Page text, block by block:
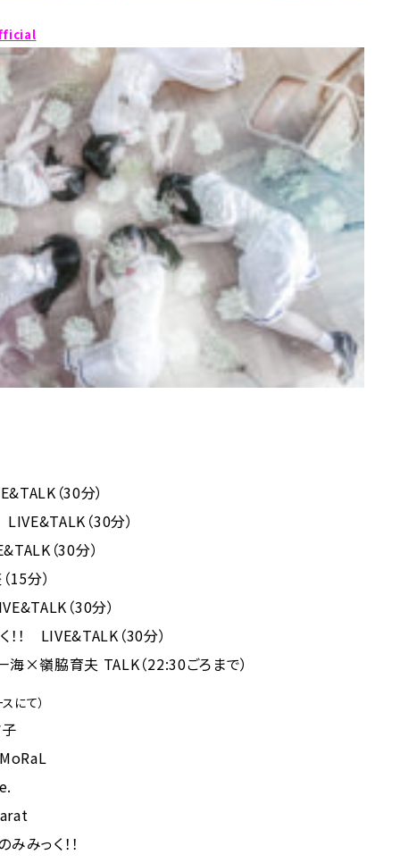
（30分）
（30分）
（30分）
分）
（30分）
！ LIVE&TALK（30分）
嶺脇育夫 TALK（22:30ごろまで）
にて）
みっく！！